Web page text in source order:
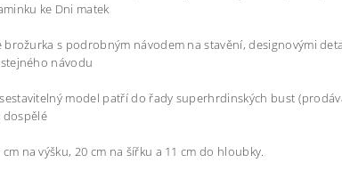
ke Dni matek
brožurka s podrobným návodem na stavění, designovými
návodu
model patří do řady superhrdinských bust
dospělé
na výšku, 20 cm na šířku a 11 cm do hloubky.